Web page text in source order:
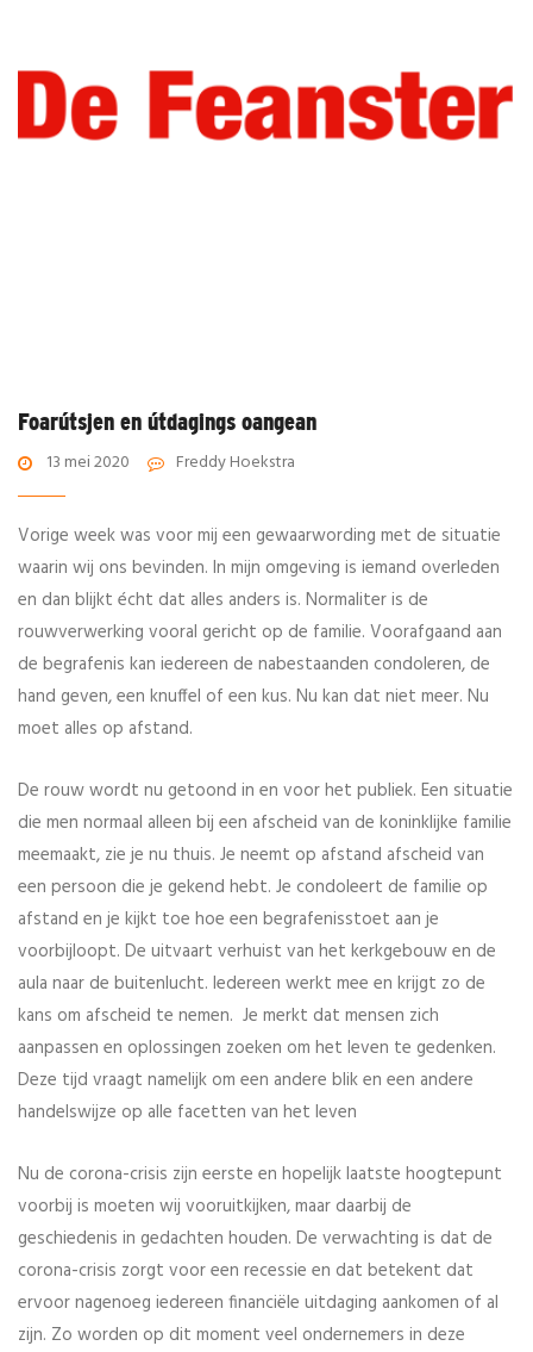
Foarútsjen en útdagings oangean
13 mei 2020 Freddy Hoekstra
Vorige week was voor mij een gewaarwording met de situatie
waarin wij ons bevinden. In mijn omgeving is iemand overleden
en dan blijkt écht dat alles anders is. Normaliter is de
rouwverwerking vooral gericht op de familie. Voorafgaand aan
de begrafenis kan iedereen de nabestaanden condoleren, de
hand geven, een knuffel of een kus. Nu kan dat niet meer. Nu
moet alles op afstand.
De rouw wordt nu getoond in en voor het publiek. Een situatie
die men normaal alleen bij een afscheid van de koninklijke familie
meemaakt, zie je nu thuis. Je neemt op afstand afscheid van
een persoon die je gekend hebt. Je condoleert de familie op
afstand en je kijkt toe hoe een begrafenisstoet aan je
voorbijloopt. De uitvaart verhuist van het kerkgebouw en de
aula naar de buitenlucht. Iedereen werkt mee en krijgt zo de
kans om afscheid te nemen. Je merkt dat mensen zich
aanpassen en oplossingen zoeken om het leven te gedenken.
Deze tijd vraagt namelijk om een andere blik en een andere
handelswijze op alle facetten van het leven
Nu de corona-crisis zijn eerste en hopelijk laatste hoogtepunt
voorbij is moeten wij vooruitkijken, maar daarbij de
geschiedenis in gedachten houden. De verwachting is dat de
corona-crisis zorgt voor een recessie en dat betekent dat
ervoor nagenoeg iedereen financiële uitdaging aankomen of al
zijn. Zo worden op dit moment veel ondernemers in deze